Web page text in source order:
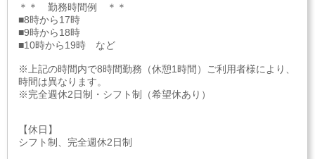
＊＊ 勤務時間例 ＊＊
■8時から17時
■9時から18時
■10時から19時 など
※上記の時間内で8時間勤務（休憩1時間）ご利用者様により、
時間は異なります。
※完全週休2日制・シフト制（希望休あり）
【休日】
シフト制、完全週休2日制